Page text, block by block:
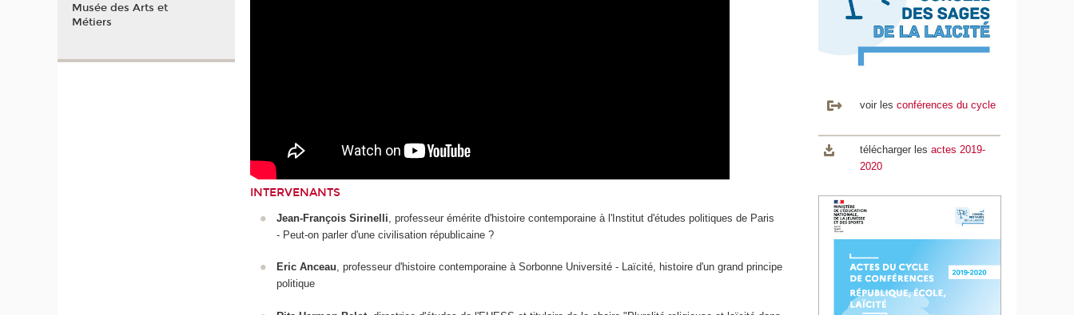
INTERVENANTS
Jean-François Sirinelli , professeur émérite d'histoire contemporaine à l'Institut d'études politiques de Paris
- Peut-on parler d'une civilisation républicaine ?
Eric Anceau, professeur d'histoire contemporaine à Sorbonne Université - Laïcité, histoire d'un grand principe
politique
voir les conférences du cycle
télécharger les actes 2019-
2020
Musée des Arts et
Métiers